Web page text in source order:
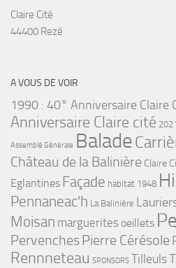
Claire Cité
44400 Rezé
A VOUS DE VOIR
1990 : 40° Anniversaire Claire
Anniversaire Claire cité
Assemblé Générale Balade
Château de la Balinière Claire
Eglantines Façade habitat 1948
Pennaneac'h La Balinière
Moisan marguerites oeillets
PervenchesPierre Cérésole
Rennneteau SPONSORS Tilleuls